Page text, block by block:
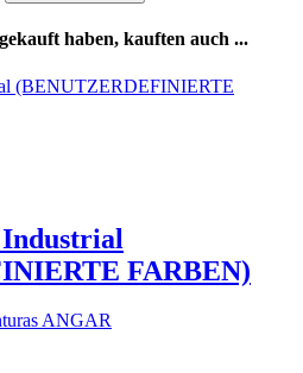
haben, kauften auch ...
FARBEN)
ANGAR